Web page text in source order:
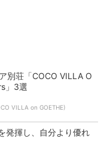
別荘「COCO VILLA O
」3選
VILLA on GOETHE)
発揮し、自分より優れ